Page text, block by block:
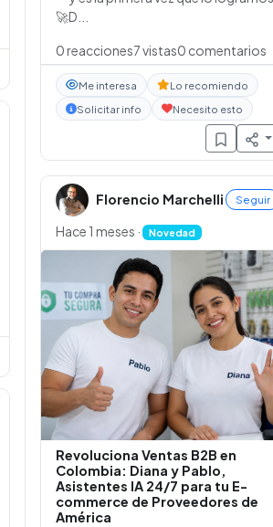
🚀D...
0reacciones7vistas0 comentarios
Me interesa
Lo recomiendo
Solicitar info
Necesito esto
Florencio Marchelli Seguir
Hace 1 meses · Novedad
Revoluciona Ventas B2B en
Colombia: Diana y Pablo,
Asistentes IA 24/7 para tu E-
commerce de Proveedores de
América